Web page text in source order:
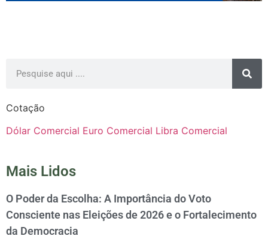
Cotação
Dólar Comercial Euro Comercial Libra Comercial
Mais Lidos
O Poder da Escolha: A Importância do Voto
Consciente nas Eleições de 2026 e o Fortalecimento
da Democracia